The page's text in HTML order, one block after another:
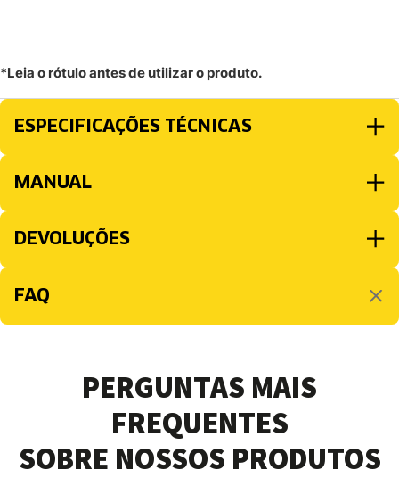
*Leia o rótulo antes de utilizar o produto.
ESPECIFICAÇÕES TÉCNICAS
MANUAL
DEVOLUÇÕES
FAQ
PERGUNTAS MAIS
FREQUENTES
SOBRE NOSSOS PRODUTOS